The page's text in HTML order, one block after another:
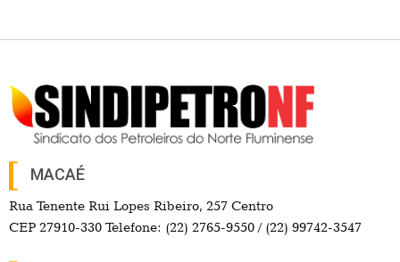
MACAÉ
Rua Tenente Rui Lopes Ribeiro, 257 Centro
CEP 27910-330 Telefone: (22) 2765-9550 / (22) 99742-3547